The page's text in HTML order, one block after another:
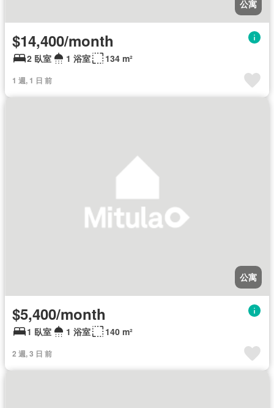
公寓
$14,400/month
2 臥室 1 浴室 134 m²
1 週, 1 日 前
公寓
$5,400/month
1 臥室 1 浴室 140 m²
2 週, 3 日 前